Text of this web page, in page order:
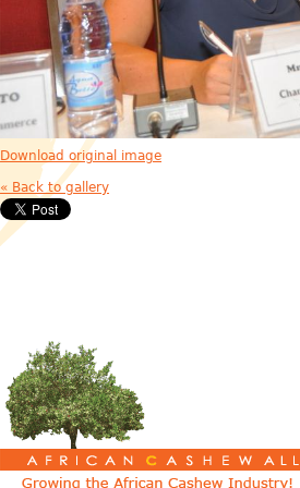
Download original image
« Back to gallery